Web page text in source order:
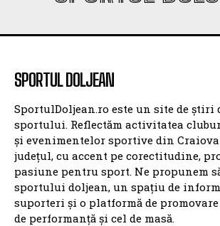
SPORTUL DOLJEAN
SportulDoljean.ro este un site de știri
sportului. Reflectăm activitatea
și evenimentelor sportive din
județul, cu accent pe corectitudine,
pasiune pentru sport. Ne propunem
sportului doljean, un spațiu de
suporteri și o platformă de
de performanță și cel de masă.